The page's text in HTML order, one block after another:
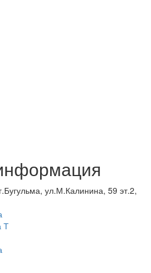
ул.М.Калинина, 59 эт.2,
Т